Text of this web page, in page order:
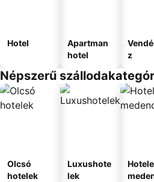
Hotel
Apartman
hotel
z
Népszerű
Olcsó
hotelek
Luxushote
lek